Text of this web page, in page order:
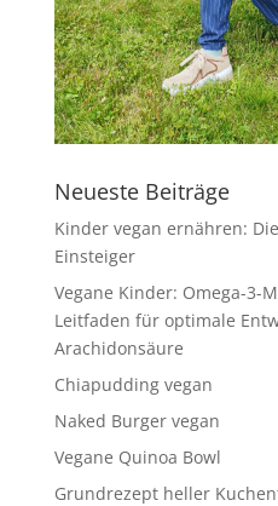
Neueste Beiträge
Kinder vegan ernähren:
Einsteiger
Vegane Kinder: Omega-3-
Leitfaden für optimale
Arachidonsäure
Chiapudding vegan
Naked Burger vegan
Vegane Quinoa Bowl
Grundrezept heller